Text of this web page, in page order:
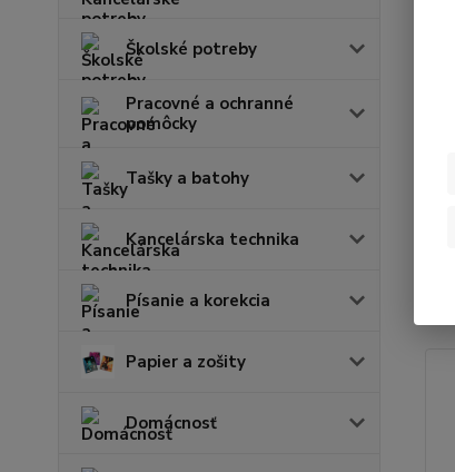
Školské potreby
Pracovné a ochranné
pomôcky
Tašky a batohy
Kancelárska technika
Písanie a korekcia
Papier a zošity
Domácnosť